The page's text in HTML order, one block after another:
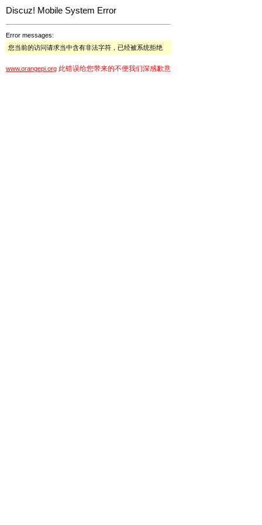
Discuz! Mobile System Error
Error messages:
您当前的访问请求当中含有非法字符，已经被系统拒绝
www.orangepi.org 此错误给您带来的不便我们深感歉意